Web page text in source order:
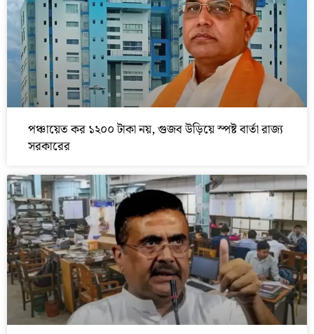
পঞ্চায়েত কর ১২০০ টাকা নয়, গুজব উড়িয়ে স্পষ্ট বার্তা রাজ্য
সরকারের